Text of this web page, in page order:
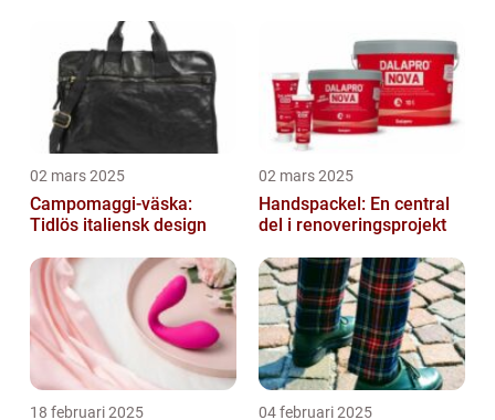
02 mars 2025
Campomaggi-väska:
Tidlös italiensk design
02 mars 2025
Handspackel: En central
del i renoveringsprojekt
18 februari 2025 04 februari 2025